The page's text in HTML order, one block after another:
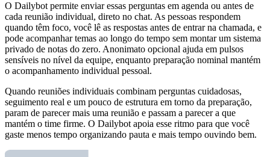
O Dailybot permite enviar essas perguntas em agenda ou antes de
cada reunião individual, direto no chat. As pessoas respondem
quando têm foco, você lê as respostas antes de entrar na chamada, e
pode acompanhar temas ao longo do tempo sem montar um sistema
privado de notas do zero. Anonimato opcional ajuda em pulsos
sensíveis no nível da equipe, enquanto preparação nominal mantém
o acompanhamento individual pessoal.
Quando reuniões individuais combinam perguntas cuidadosas,
seguimento real e um pouco de estrutura em torno da preparação,
param de parecer mais uma reunião e passam a parecer a que
mantém o time firme. O Dailybot apoia esse ritmo para que você
gaste menos tempo organizando pauta e mais tempo ouvindo bem.